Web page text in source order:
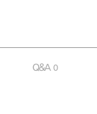
Q&A0